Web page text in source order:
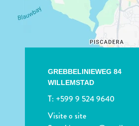
GREBBELINIEWEG 84
WILLEMSTAD
T: +599 9 524 9640
Visite o site